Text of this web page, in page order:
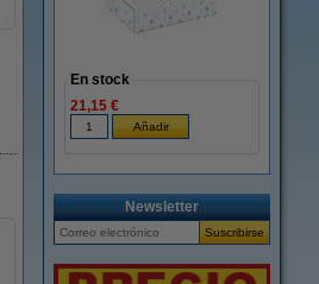
En stock
21,15 €
Newsletter